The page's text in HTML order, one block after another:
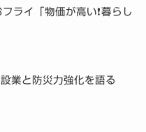
ライ「物価が高い❗暮らし
業と防災力強化を語る